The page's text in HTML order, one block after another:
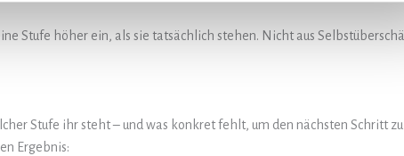
Stufe höher ein, als sie tatsächlich stehen. Nicht aus
Stufe ihr steht – und was konkret fehlt, um den nächsten Schritt
Ergebnis: